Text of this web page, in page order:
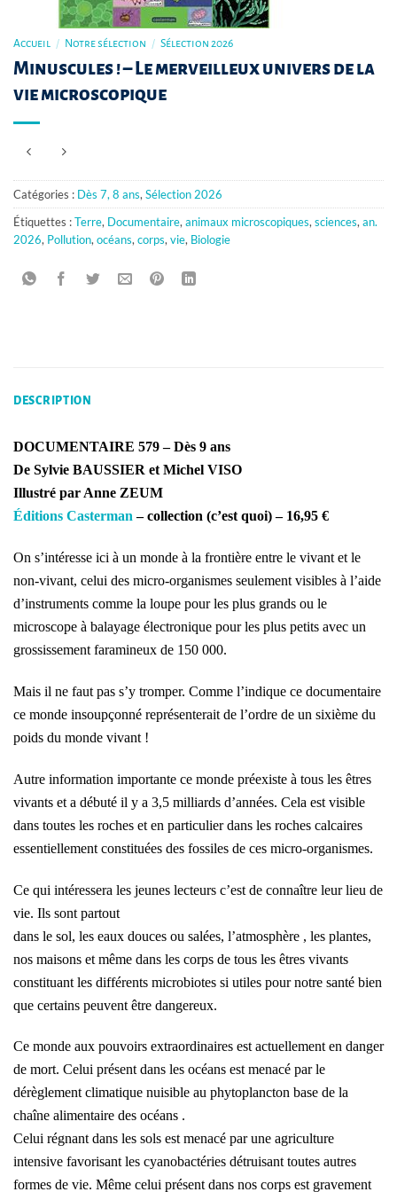
Accueil / Notre sélection / Sélection 2026
Minuscules ! – Le merveilleux univers de la
vie microscopique
Catégories : Dès 7, 8 ans,Sélection 2026
Étiquettes :Terre, Documentaire,animaux microscopiques,sciences,an.
2026, Pollution,océans,corps,vie, Biologie
DESCRIPTION
DOCUMENTAIRE 579 – Dès 9 ans
De Sylvie BAUSSIER et Michel VISO
Illustré par Anne ZEUM
Éditions Casterman– collection (c’est quoi) – 16,95 €
On s’intéresse ici à un monde à la frontière entre le vivant et le
non-vivant, celui des micro-organismes seulement visibles à l’aide
d’instruments comme la loupe pour les plus grands ou le
microscope à balayage électronique pour les plus petits avec un
grossissement faramineux de 150 000.
Mais il ne faut pas s’y tromper. Comme l’indique ce documentaire
ce monde insoupçonné représenterait de l’ordre de un sixième du
poids du monde vivant !
Autre information importante ce monde préexiste à tous les êtres
vivants et a débuté il y a 3,5 milliards d’années. Cela est visible
dans toutes les roches et en particulier dans les roches calcaires
essentiellement constituées des fossiles de ces micro-organismes.
Ce qui intéressera les jeunes lecteurs c’est de connaître leur lieu de
vie. Ils sont partout
dans le sol, les eaux douces ou salées, l’atmosphère , les plantes,
nos maisons et même dans les corps de tous les êtres vivants
constituant les différents microbiotes si utiles pour notre santé bien
que certains peuvent être dangereux.
Ce monde aux pouvoirs extraordinaires est actuellement en danger
de mort. Celui présent dans les océans est menacé par le
dérèglement climatique nuisible au phytoplancton base de la
chaîne alimentaire des océans .
Celui régnant dans les sols est menacé par une agriculture
intensive favorisant les cyanobactéries détruisant toutes autres
formes de vie. Même celui présent dans nos corps est gravement